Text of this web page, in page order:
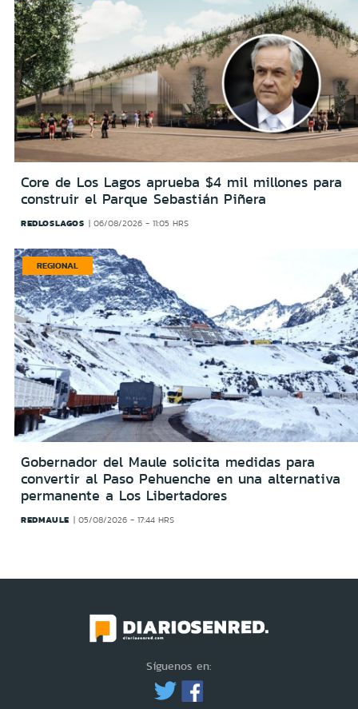
Core de Los Lagos aprueba $4 mil millones para
construir el Parque Sebastián Piñera
REDLOSLAGOS 06/08/2026 - 11:05 HRS
REGIONAL
Gobernador del Maule solicita medidas para
convertir al Paso Pehuenche en una alternativa
permanente a Los Libertadores
REDMAULE 05/08/2026 - 17:44 HRS
Síguenos en: